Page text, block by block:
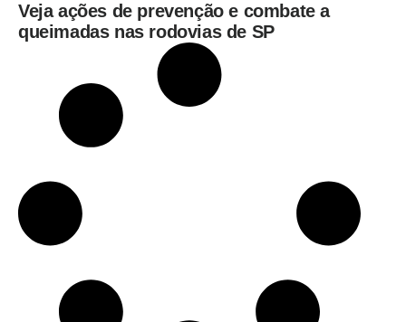
Veja ações de prevenção e combate a
queimadas nas rodovias de SP